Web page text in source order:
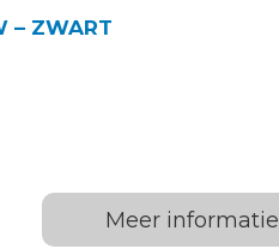
– ZWART
Meer informatie